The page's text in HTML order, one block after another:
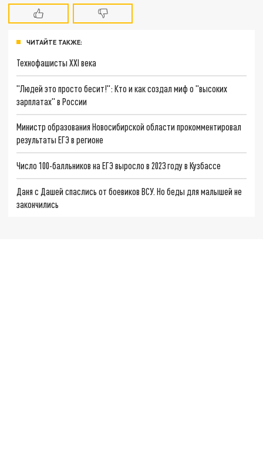
ЧИТАЙТЕ ТАКЖЕ:
Технофашисты XXI века
"Людей это просто бесит!": Кто и как создал миф о "высоких
зарплатах" в России
Министр образования Новосибирской области прокомментировал
результаты ЕГЭ в регионе
Число 100-балльников на ЕГЭ выросло в 2023 году в Кузбассе
Даня с Дашей спаслись от боевиков ВСУ. Но беды для малышей не
закончились